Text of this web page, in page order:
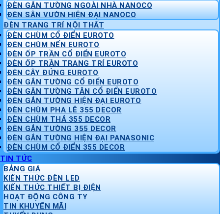
ĐÈN GẮN TƯỜNG NGOÀI NHÀ NANOCO
ĐÈN SÂN VƯỜN HIỆN ĐẠI NANOCO
ĐÈN TRANG TRÍ NỘI THẤT
ĐÈN CHÙM CỔ ĐIỂN EUROTO
ĐÈN CHÙM NẾN EUROTO
ĐÈN ỐP TRẦN CỔ ĐIỂN EUROTO
ĐÈN ỐP TRẦN TRANG TRÍ EUROTO
ĐÈN CÂY ĐỨNG EUROTO
ĐÈN GẮN TƯỜNG CỔ ĐIỂN EUROTO
ĐÈN GẮN TƯỜNG TÂN CỔ ĐIỂN EUROTO
ĐÈN GẮN TƯỜNG HIỆN ĐẠI EUROTO
ĐÈN CHÙM PHA LÊ 355 DECOR
ĐÈN CHÙM THẢ 355 DECOR
ĐÈN GẮN TƯỜNG 355 DECOR
ĐÈN GẮN TƯỜNG HIỆN ĐẠI PANASONIC
ĐÈN CHÙM CỔ ĐIỂN 355 DECOR
TIN TỨC
BẢNG GIÁ
KIẾN THỨC ĐÈN LED
KIẾN THỨC THIẾT BỊ ĐIỆN
HOẠT ĐỘNG CÔNG TY
TIN KHUYẾN MÃI